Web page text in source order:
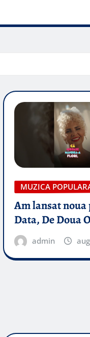
MUZICA
Am lansat noua
Data, De Doua
admin